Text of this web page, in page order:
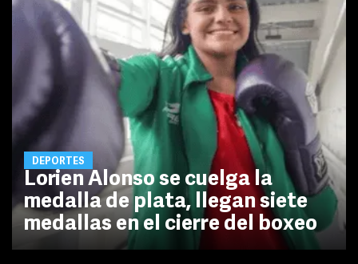
DEPORTES
Lorien Alonso se cuelga la
medalla de plata, llegan siete
medallas en el cierre del boxeo